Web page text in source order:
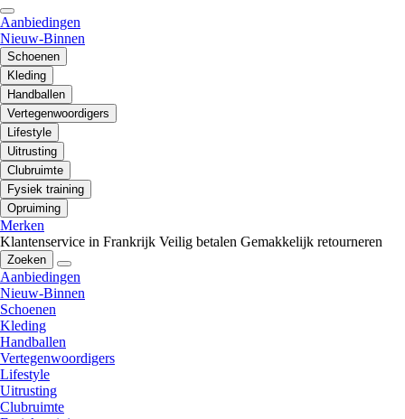
Aanbiedingen
Nieuw-Binnen
Schoenen
Kleding
Handballen
Vertegenwoordigers
Lifestyle
Uitrusting
Clubruimte
Fysiek training
Opruiming
Merken
Klantenservice in Frankrijk Veilig betalen Gemakkelijk retourneren
Zoeken
Aanbiedingen
Nieuw-Binnen
Schoenen
Kleding
Handballen
Vertegenwoordigers
Lifestyle
Uitrusting
Clubruimte